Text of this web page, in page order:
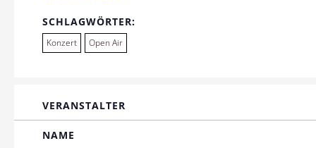
SCHLAGWÖRTER:
Konzert Open Air
VERANSTALTER
NAME